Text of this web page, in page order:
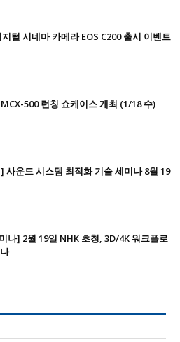
털 시네마 카메라 EOS C200 출시 이벤트
500 런칭 쇼케이스 개최 (1/18 수)
사운드 시스템 최적화 기술 세미나 8월 19
나] 2월 19일 NHK 초청, 3D/4K 워크플로